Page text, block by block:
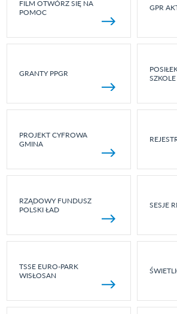
FILM OTWÓRZ SIĘ NA
POMOC
GPR
GRANTY PPGR
SZKOLE
PROJEKT CYFROWA
GMINA
RZĄDOWY FUNDUSZ
POLSKI ŁAD
SESJE
TSSE EURO-PARK
WISŁOSAN